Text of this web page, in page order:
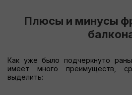
Плюсы и минусы
Как уже было подчеркнуто
имеет много преимуществ,
выделить: